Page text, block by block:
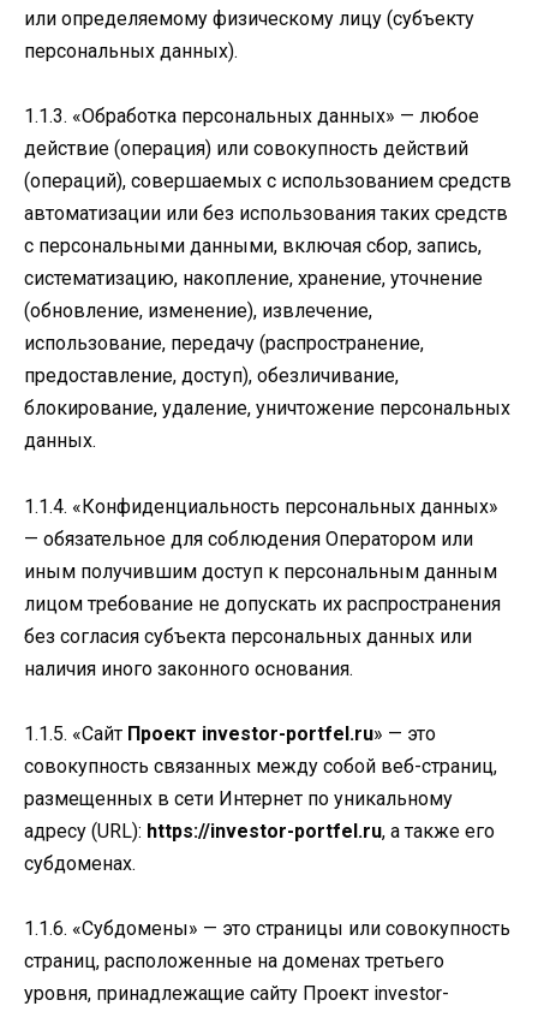
или определяемому физическому лицу (субъекту
персональных данных).
1.1.3. «Обработка персональных данных» — любое
действие (операция) или совокупность действий
(операций), совершаемых с использованием средств
автоматизации или без использования таких средств
с персональными данными, включая сбор, запись,
систематизацию, накопление, хранение, уточнение
(обновление, изменение), извлечение,
использование, передачу (распространение,
предоставление, доступ), обезличивание,
блокирование, удаление, уничтожение персональных
данных.
1.1.4. «Конфиденциальность персональных данных»
— обязательное для соблюдения Оператором или
иным получившим доступ к персональным данным
лицом требование не допускать их распространения
без согласия субъекта персональных данных или
наличия иного законного основания.
1.1.5. «Сайт Проект investor-portfel.ru» — это
совокупность связанных между собой веб-страниц,
размещенных в сети Интернет по уникальному
адресу (URL): https://investor-portfel.ru, а также его
субдоменах.
1.1.6. «Субдомены» — это страницы или совокупность
страниц, расположенные на доменах третьего
уровня, принадлежащие сайту Проект investor-